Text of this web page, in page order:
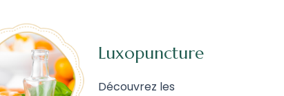
Luxopuncture
Découvrez les